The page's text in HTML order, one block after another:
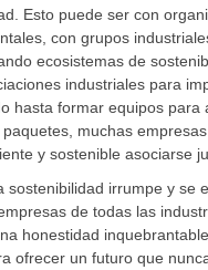
Esto puede ser con
con grupos
ecosistemas de
industriales para
hasta formar equipos para
muchas
y sostenible asociarse
sostenibilidad irrumpe y se
de todas las
honestidad
ofrecer un futuro que